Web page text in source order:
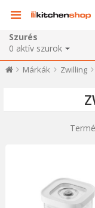
Szurés
0 aktív szurok
Márkák Zwilling